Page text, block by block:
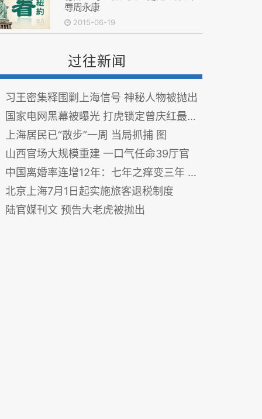
辱周永康
2015-06-19
过往新闻
习王密集释围剿上海信号 神秘人物被抛出
国家电网黑幕被曝光 打虎锁定曾庆红最新信号
上海居民已“散步”一周 当局抓捕 图
山西官场大规模重建 一口气任命39厅官
中国离婚率连增12年：七年之痒变三年 多为80后
北京上海7月1日起实施旅客退税制度
陆官媒刊文 预告大老虎被抛出